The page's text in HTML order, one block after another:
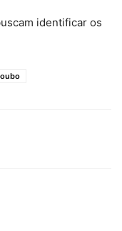
identificar os